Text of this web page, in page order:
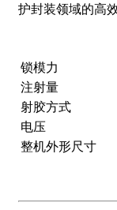
护封装领域的高
锁模力
注射量
射胶方式
电压
整机外形尺寸